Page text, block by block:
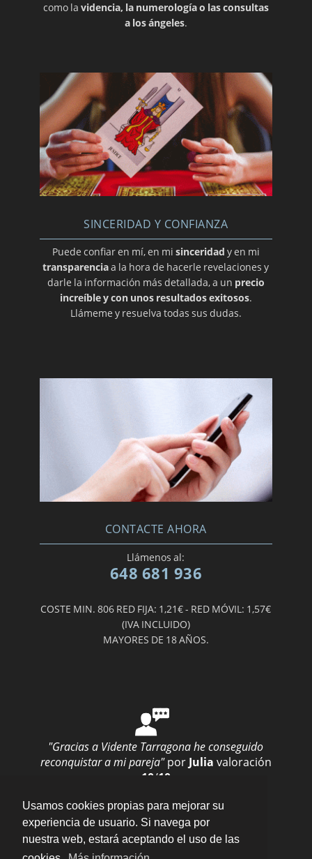
Usamos cookies propias para mejorar su
experiencia de usuario. Si navega por
nuestra web, estará aceptando el uso de las
como la videncia, la numerología o las consultas
a los ángeles.
SINCERIDAD Y CONFIANZA
Puede confiar en mí, en mi sinceridad y en mi
transparenciaa la hora de hacerle revelaciones y
darle la información más detallada, a un precio
increíble y con unos resultados exitosos.
Llámeme y resuelva todas sus dudas.
CONTACTE AHORA
Llámenos al:
648 681 936
COSTE MIN. 806 RED FIJA: 1,21€ - RED MÓVIL: 1,57€
(IVA INCLUIDO)
MAYORES DE 18 AÑOS.
"Gracias a Vidente Tarragona he conseguido
reconquistar a mi pareja" por Julia valoración
10/10